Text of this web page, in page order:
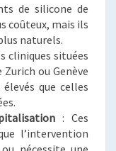
de silicone de
coûteux, mais ils
naturels.
cliniques situées
ou Genève
que celles
: Ces
l’intervention